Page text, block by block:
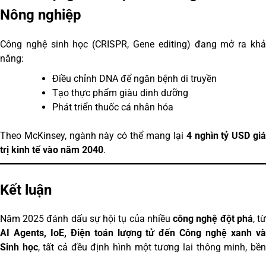
Nông nghiệp
Công nghệ sinh học (CRISPR, Gene editing) đang mở ra khả
năng:
Điều chỉnh DNA để ngăn bệnh di truyền
Tạo thực phẩm giàu dinh dưỡng
Phát triển thuốc cá nhân hóa
Theo McKinsey, ngành này có thể mang lại 4 nghìn tỷ USD giá
trị kinh tế vào năm 2040.
Kết luận
Năm 2025 đánh dấu sự hội tụ của nhiềucông nghệ đột phá, từ
AI Agents, IoE, Điện toán lượng tử đến Công nghệ xanh và
Sinh học, tất cả đều định hình một tương lai thông minh, bền